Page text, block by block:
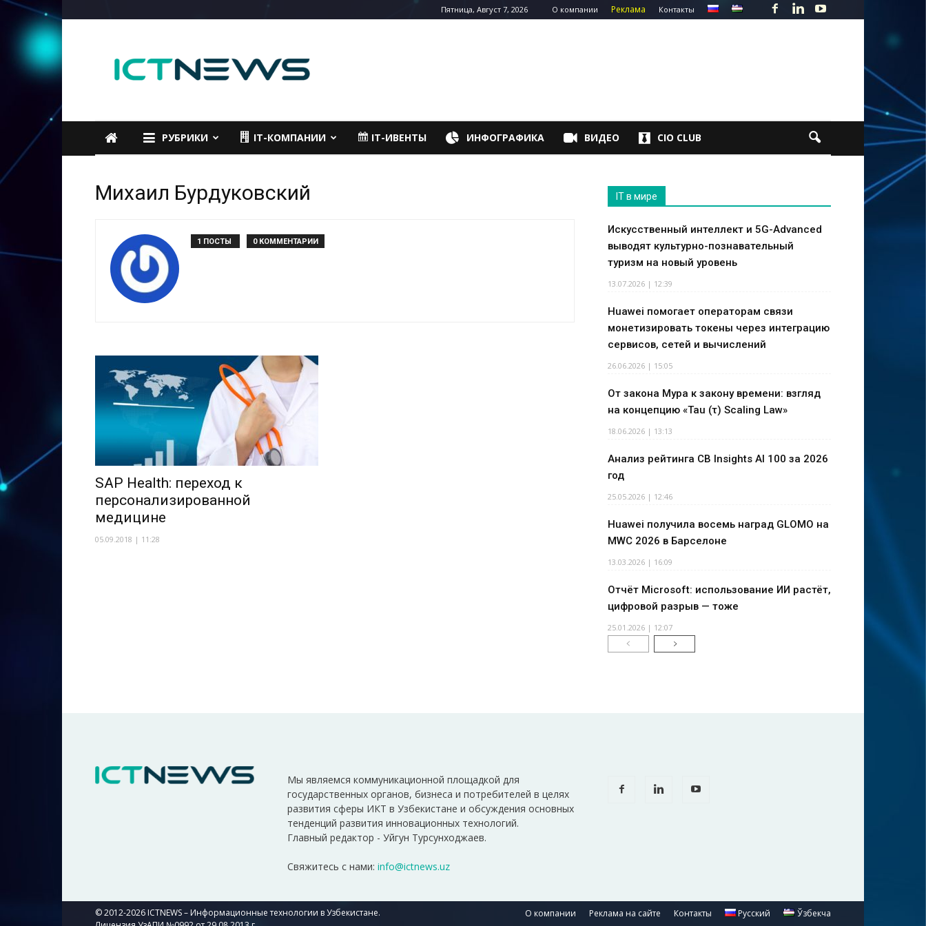
Пятница, Август 7, 2026 О компании Реклама Контакты
РУБРИКИ IT-КОМПАНИИ IT-ИВЕНТЫ ИНФОГРАФИКА ВИДЕО CIO CLUB
Михаил Бурдуковский
1 ПОСТЫ 0 КОММЕНТАРИИ
SAP Health: переход к
персонализированной
медицине
05.09.2018 | 11:28
IT в мире
Искусственный интеллект и 5G-Advanced
выводят культурно-познавательный
туризм на новый уровень
13.07.2026 | 12:39
Huawei помогает операторам связи
монетизировать токены через интеграцию
сервисов, сетей и вычислений
26.06.2026 | 15:05
От закона Мура к закону времени: взгляд
на концепцию «Tau (τ) Scaling Law»
18.06.2026 | 13:13
Анализ рейтинга CB Insights AI 100 за 2026
год
25.05.2026 | 12:46
Huawei получила восемь наград GLOMO на
MWC 2026 в Барселоне
13.03.2026 | 16:09
Отчёт Microsoft: использование ИИ растёт,
цифровой разрыв — тоже
25.01.2026 | 12:07
Мы являемся коммуникационной площадкой для
государственных органов, бизнеса и потребителей в целях
развития сферы ИКТ в Узбекистане и обсуждения основных
тенденций развития инновационных технологий.
Главный редактор - Уйгун Турсунходжаев.
Свяжитесь с нами: info@ictnews.uz
О компании Реклама на сайте Контакты Русский Ўзбекча
© 2012-2026 ICTNEWS – Информационные технологии в Узбекистане.